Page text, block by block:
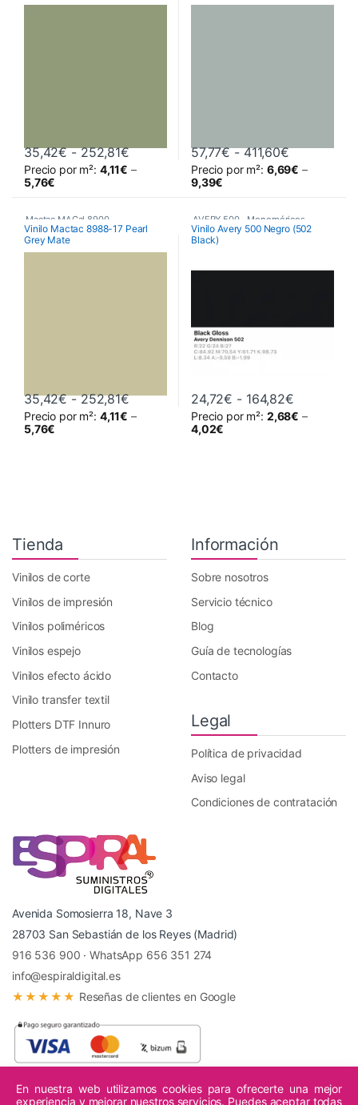
35,42€ - 252,81€Rango de precios: desde 35,42€
Precio por m²: 4,11€ –
5,76€
Este producto tiene múltiples variantes. Las opciones se
57,77€ - 411,60€Rango de
Precio por m²: 6,69€ –
9,39€
Este producto tiene múltiples
Mactac MACal 8900
Monoméricos
Vinilo Mactac 8988-17 Pearl
Grey Mate
35,42€ - 252,81€Rango de precios: desde 35,42€
Precio por m²: 4,11€ –
5,76€
Este producto tiene múltiples variantes. Las opciones se
AVERY 500 Monoméricos
Vinilos De Corte
Vinilo Avery 500 Negro (502
Black)
24,72€ - 164,82€Rango de
Precio por m²: 2,68€ –
4,02€
Este producto tiene múltiples
Tienda
Vinilos de corte
Vinilos de impresión
Vinilos poliméricos
Vinilos espejo
Vinilos efecto ácido
Vinilo transfer textil
Plotters DTF Innuro
Plotters de impresión
Información
Sobre nosotros
Servicio técnico
Blog
Guía de tecnologías
Contacto
Legal
Política de privacidad
Aviso legal
Condiciones de contratación
Avenida Somosierra 18, Nave 3
28703 San Sebastián de los Reyes (Madrid)
916 536 900 ·WhatsApp 656 351 274
info@espiraldigital.es
★★★★★ Reseñas de clientes en Google
En nuestra web utilizamos cookies para ofrecerte una mejor
experiencia y mejorar nuestros servicios. Puedes aceptar todas